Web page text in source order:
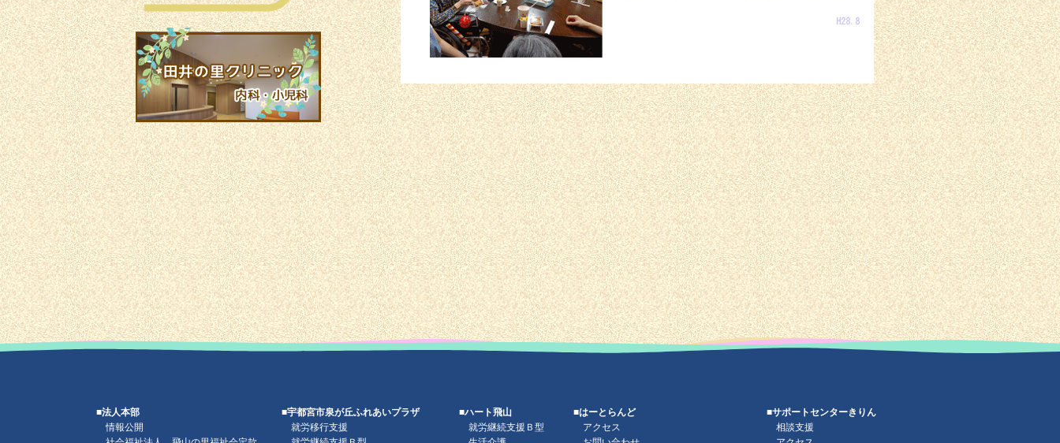
■法人本部
情報公開
■宇都宮市泉が丘ふれあいプラザ
就労移行支援
■ハート飛山
就労継続支援Ｂ型
■はーとらんど
アクセス
■サポートセンターきりん
相談支援